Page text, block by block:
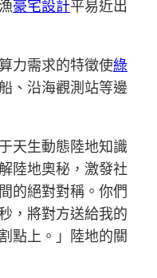
豪宅設計平易近出
力需求的特徵使綠
、沿海觀測站等邊
天生動態陸地知識
陸地奧秘，激發社
的絕對對稱。你們
，將對方送給我的
點上。」陸地的關